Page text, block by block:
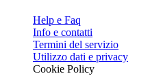
Help e Faq
Info e contatti
Termini del servizio
Utilizzo dati e privacy
Cookie Policy